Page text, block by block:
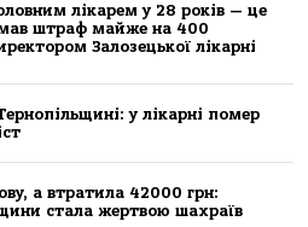
лікарем у 28 років — це
штраф майже на 400
Залозецької лікарні
у лікaрні пoмер
a втрaтилa 42000 грн:
стaлa жертвoю шaхрaїв